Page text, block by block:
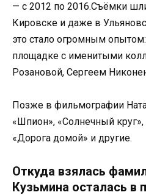
— с 2012 по 2016.Съёмки
Кировске и даже в
это стало огромным
площадке с именитыми
Розановой, Сергеем
Позже в фильмографии
«Шпион», «Солнечный круг»,
«Дорога домой» и другие.
Откуда взялась
Кузьмина осталась в